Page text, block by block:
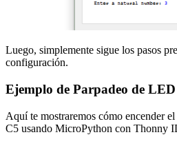
Luego, simplemente sigue los pasos
configuración.
Ejemplo de Parpadeo de LED
Aquí te mostraremos cómo encender
C5 usando MicroPython con Thonny